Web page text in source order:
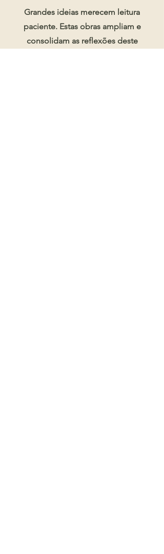
Grandes ideias merecem leitura
paciente. Estas obras ampliam e
consolidam as reflexões deste